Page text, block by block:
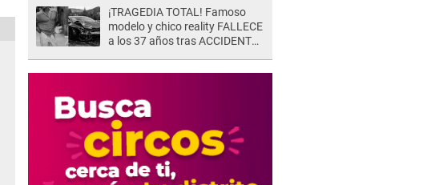
¡TRAGEDIA TOTAL! Famoso
modelo y chico reality FALLECE
a los 37 años tras ACCIDENTE